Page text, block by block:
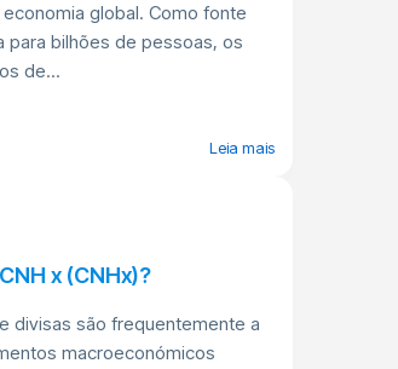
global. Como fonte
para bilhões de pessoas, os
de...
Leia mais
x (CNHx)?
divisas são frequentemente a
macroeconómicos